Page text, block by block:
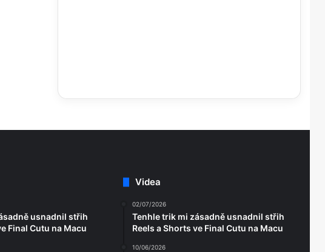
usnadnil střih
Final Cutu na Macu
Videa
02/07/2026
Tenhle trik mi zásadně usnadnil střih
Reels a Shorts ve Final Cutu na Macu
10/06/2026